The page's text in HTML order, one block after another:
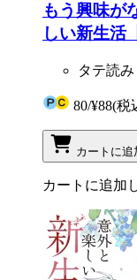
もう興味が
しい新生活
タテ読み
80/¥88(税
カートに追
カートに追加